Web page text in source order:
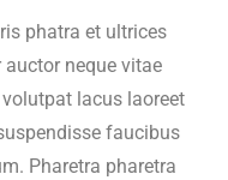
phatra et ultrices
auctor neque vitae
lacus laoreet
faucibus
Pharetra pharetra